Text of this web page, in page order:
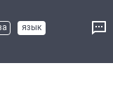
язык